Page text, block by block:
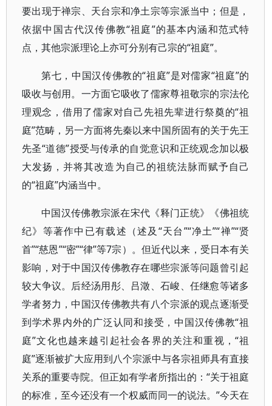
要出现于禅宗、天台宗和净土宗等宗派当中；但是，
依据中国古代汉传佛教“祖庭”的基本内涵和范式特
点，其他宗派理论上亦可分别有己宗的“祖庭”。
第七，中国汉传佛教的“祖庭”是对儒家“祖庭”的
吸收与创用。一方面它吸收了儒家尊祖敬宗的宗法伦
理观念，借用了儒家对自己先祖先辈进行祭奠的“祖
庭”范畴，另一方面将先秦以来中国所固有的关于先王
先圣“道德”授受与传承的自觉意识和正统观念加以极
大发扬，并将其改造为自己的祖统法脉而赋予自己
的“祖庭”内涵当中。
中国汉传佛教宗派在宋代《释门正统》《佛祖统
纪》等著作中已有载述（述及“天台”“净土”“禅”“贤
首”“慈恩”“密”“律”等7宗）。但近代以来，受日本有关
影响，对于中国汉传佛教存在哪些宗派等问题曾引起
较大争议。后经汤用彤、吕澂、石峻、任继愈等诸多
学者努力，中国汉传佛教共有八个宗派的观点逐渐受
到学术界内外的广泛认同和接受，中国汉传佛教“祖
庭”文化也越来越引起社会各界的关注和重视，“祖
庭”逐渐被扩大应用到八个宗派中与各宗祖师具有直接
关系的重要寺院。但正如有学者所指出的：“关于祖庭
的标准，至今还没有一个权威而同一的说法。”今天在